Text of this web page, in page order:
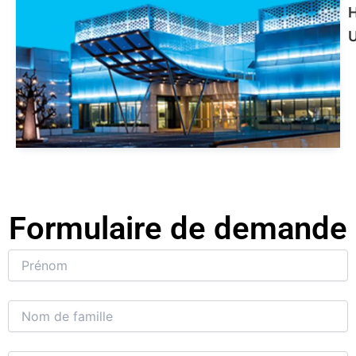
Formulaire de demande